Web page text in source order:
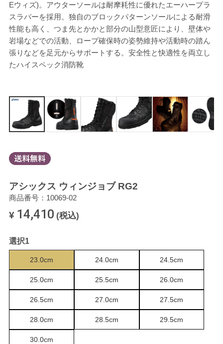
Eウィズ)。アウターソールは耐摩耗性に優れたエーハープラ
スラバーを採用。独自のブロックパターンソールによる耐滑
性能も高く、つま先とかかと部分の山型意匠により、壁体や
岩場などでの活動、ロープ確保時の姿勢維持や活動時の踏ん
張りなどを足元からサポートする。安全性と快適性を両立し
たハイスペック消防靴
アシックス ウィンジョブ RG2
商品番号：10069-02
¥ 14,410 (税込)
選択1
23.0cm 24.0cm 24.5cm
25.0cm 25.5cm 26.0cm
26.5cm 27.0cm 27.5cm
28.0cm 28.5cm 29.5cm
30.0cm